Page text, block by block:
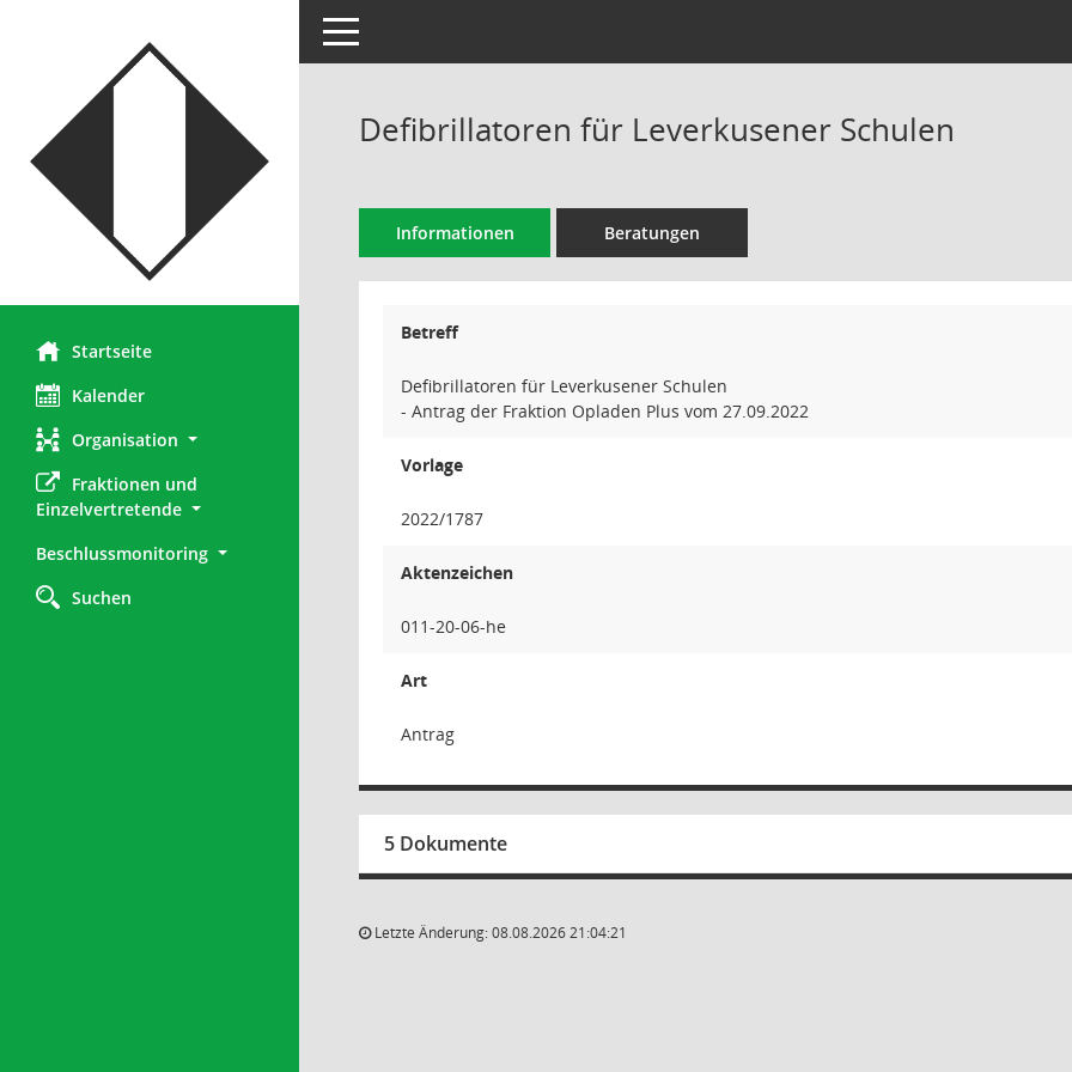
Startseite
Kalender
Organisation
Fraktionen und
Einzelvertretende
Beschlussmonitoring
Suchen
Toggle navigation
Defibrillatoren für Leverkusener Schulen
Informationen Beratungen
Betreff
Defibrillatoren für Leverkusener Schulen
- Antrag der Fraktion Opladen Plus vom 27.09.2022
Vorlage
2022/1787
Aktenzeichen
011-20-06-he
Art
Antrag
5 Dokumente
Letzte Änderung: 08.08.2026 21:04:21